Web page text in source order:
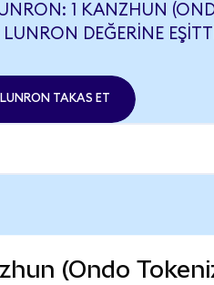
1 KANZHUN
DEĞERINE
TAKAS ET
(Ondo